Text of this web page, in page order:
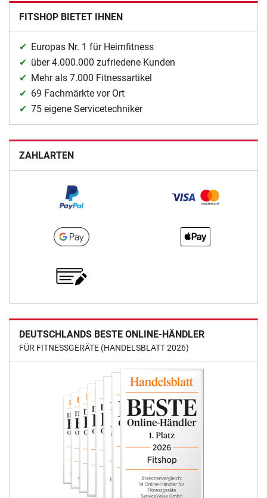
FITSHOP BIETET IHNEN
Europas Nr. 1 für Heimfitness
über 4.000.000 zufriedene Kunden
Mehr als 7.000 Fitnessartikel
69 Fachmärkte vor Ort
75 eigene Servicetechniker
ZAHLARTEN
DEUTSCHLANDS BESTE ONLINE-HÄNDLER
FÜR FITNESSGERÄTE (HANDELSBLATT 2026)